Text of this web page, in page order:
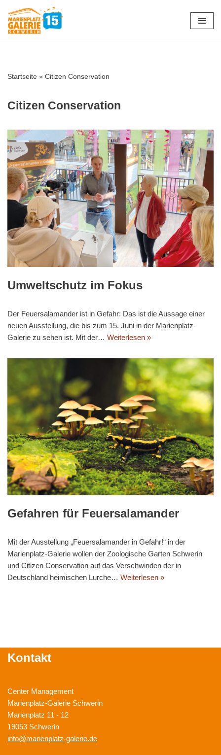
Zum
Startseite » Citizen Conservation
Citizen Conservation
Umweltschutz im Fokus
Der Feuersalamander ist in Gefahr: Das ist die Aussage einer
neuen Ausstellung, die bis zum 15. Juni in der Marienplatz-
Galerie zu sehen ist. Mit der… Weiterlesen »
Gefahren für Feuersalamander
Mit der Ausstellung „Feuersalamander in Gefahr!“ in der
Marienplatz-Galerie wollen der Zoologische Garten Schwerin
und Citizen Conservation auf das Verschwinden der in
Deutschland heimischen Lurche… Weiterlesen »
Kontakt
Center Management
Marienplatz-Galerie Schwerin
Marienplatz 11 - 12
19053 Schwerin
info@marienplatz-galerie.de